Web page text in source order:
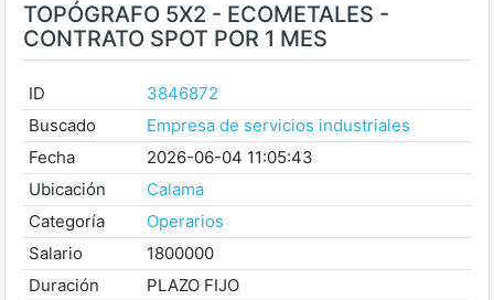
TOPÓGRAFO 5X2 - ECOMETALES -
CONTRATO SPOT POR 1 MES
ID
3846872
Buscado
Empresa de servicios industriales
Fecha
2026-06-04 11:05:43
Ubicación
Calama
Categoría
Operarios
Salario
1800000
Duración
PLAZO FIJO